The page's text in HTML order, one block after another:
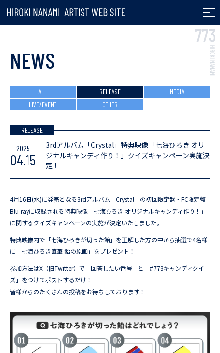
七海ひろき
NEWS
ALL RELEASE
MEDIA
LIVE/EVENT
OTHER
RELEASE
2025
04.15
3rdアルバム「Crystal」特典映像「七海ひろき オリ
ジナルキャンディ作り！」クイズキャンペーン実施決
定！
4月16日(水)に発売となる3rdアルバム「Crystal」の初回限定盤・FC限定盤
Blu-rayに収録される特典映像「七海ひろき オリジナルキャンディ作り！」
に関するクイズキャンペーンの実施が決定いたしました。
特典映像内で「七海ひろきが切った飴」を正解した方の中から抽選で4名様
に「七海ひろき直筆 飴の原画」をプレゼント！
参加方法はX（旧Twitter）で「回答したい番号」と「#773キャンディクイ
ズ」をつけてポストするだけ！
皆様からのたくさんの投稿をお待ちしております！